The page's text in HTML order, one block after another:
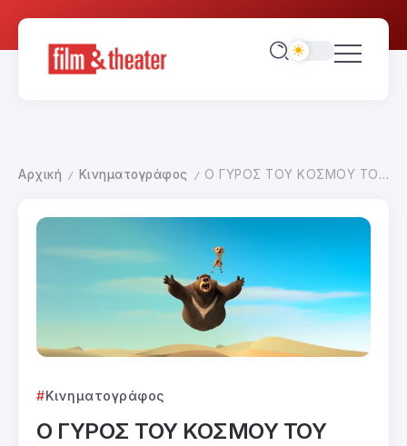
Αρχική / Κινηματογράφος / Ο ΓΥΡΟΣ ΤΟΥ ΚΟΣΜΟΥ ΤΟΥ ΜΙΚΡΟΥ ΓΚΡΙΖΛΙ
Κινηματογράφος
Ο ΓΥΡΟΣ ΤΟΥ ΚΟΣΜΟΥ ΤΟΥ